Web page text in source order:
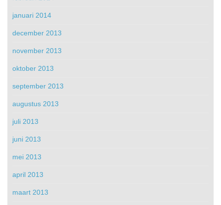
januari 2014
december 2013
november 2013
oktober 2013
september 2013
augustus 2013
juli 2013
juni 2013
mei 2013
april 2013
maart 2013